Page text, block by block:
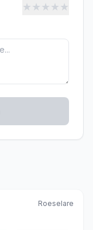
★★★★★
Roeselare